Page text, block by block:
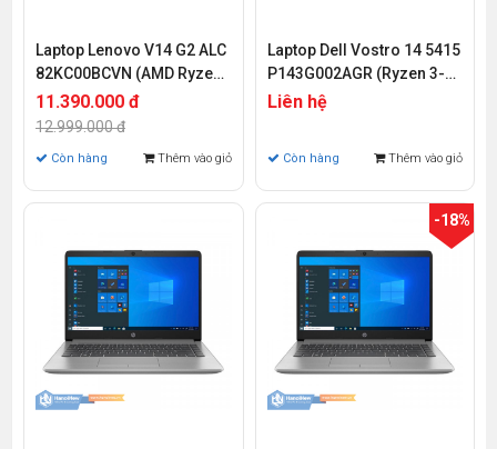
Laptop Lenovo V14 G2 ALC
82KC00BCVN (AMD Ryzen
3-5300U | 8GB | 256GB |
AMD Radeon Graphics| 14
11.390.000 đ
12.999.000 đ
Còn hàng Thêm vào giỏ
Laptop Dell Vostro 14 5415
P143G002AGR (Ryzen 3-
5300U | 8GB | 256GB | AMD
Liên hệ
Còn hàng Thêm vào giỏ
-18%